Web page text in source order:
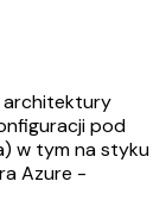
architektury
pod
w tym na styku
Azure -